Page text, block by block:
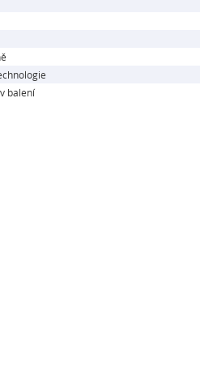
balení